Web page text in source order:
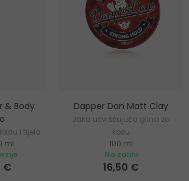
& Body
i tijelo
ml
€
Dapper Dan Matt Clay
Jaka učvršćujuća glina za
kosu
100 ml
Na zalihi
16,50 €